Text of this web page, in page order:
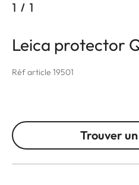
1 / 1
Leica protector
Réf article 19501
Trouver